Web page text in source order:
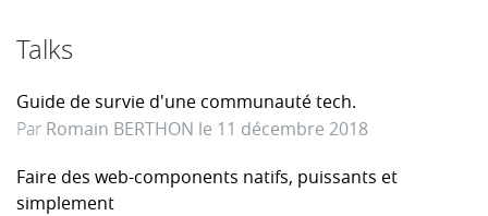
Talks
Guide de survie d'une communauté tech.
Par Romain BERTHON le 11 décembre 2018
Faire des web-components natifs, puissants et
simplement